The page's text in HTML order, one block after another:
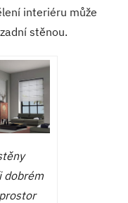
interiéru může
stěnou.
dobrém